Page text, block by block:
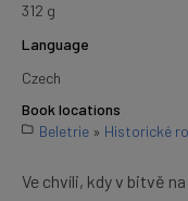
312 g
Language
Czech
Book locations
Beletrie » Historické
Ve chvíli, kdy v bitvě